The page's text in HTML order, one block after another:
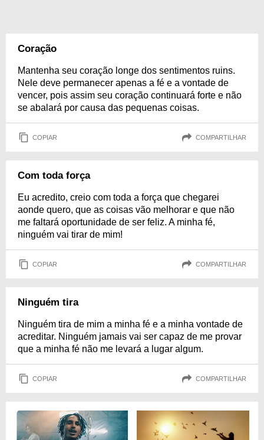
Coração
Mantenha seu coração longe dos sentimentos ruins.
Nele deve permanecer apenas a fé e a vontade de
vencer, pois assim seu coração continuará forte e não
se abalará por causa das pequenas coisas.
COPIAR COMPARTILHAR
Com toda força
Eu acredito, creio com toda a força que chegarei
aonde quero, que as coisas vão melhorar e que não
me faltará oportunidade de ser feliz. A minha fé,
ninguém vai tirar de mim!
COPIAR COMPARTILHAR
Ninguém tira
Ninguém tira de mim a minha fé e a minha vontade de
acreditar. Ninguém jamais vai ser capaz de me provar
que a minha fé não me levará a lugar algum.
COPIAR COMPARTILHAR